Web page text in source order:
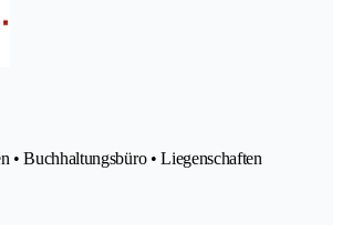
• Buchhaltungsbüro • Liegenschaften